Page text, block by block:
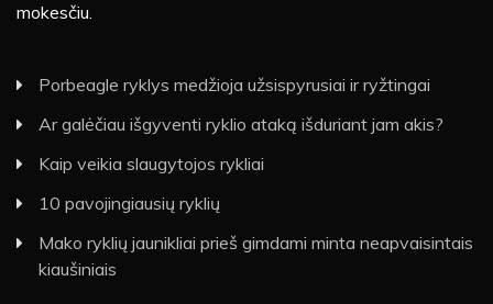
mokesčiu.
Porbeagle ryklys medžioja užsispyrusiai ir ryžtingai
Ar galėčiau išgyventi ryklio ataką išduriant jam akis?
Kaip veikia slaugytojos rykliai
10 pavojingiausių ryklių
Mako ryklių jaunikliai prieš gimdami minta neapvaisintais
kiaušiniais